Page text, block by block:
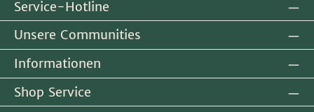
Service-Hotline
Unsere Communities
Informationen
Shop Service